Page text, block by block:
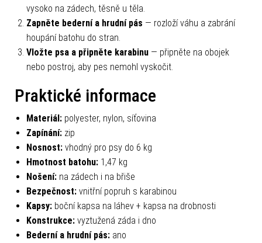
vysoko na zádech, těsně u těla.
Zapněte bederní a hrudní pás — rozloží váhu a zabrání
houpání batohu do stran.
Vložte psa a připněte karabinu — připněte na obojek
nebo postroj, aby pes nemohl vyskočit.
Praktické informace
Materiál: polyester, nylon, síťovina
Zapínání: zip
Nosnost: vhodný pro psy do 6 kg
Hmotnost batohu: 1,47 kg
Nošení: na zádech i na břiše
Bezpečnost: vnitřní popruh s karabinou
Kapsy: boční kapsa na láhev + kapsa na drobnosti
Konstrukce: vyztužená záda i dno
Bederní a hrudní pás: ano